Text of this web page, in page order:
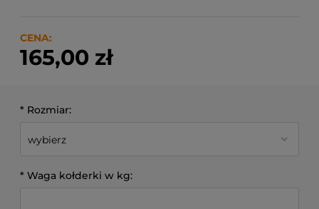
CENA:
165,00 zł
* Rozmiar:
* Waga kołderki w kg: